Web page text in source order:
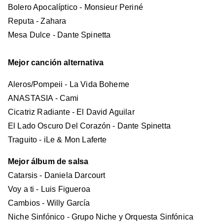
Bolero Apocalíptico - Monsieur Periné
Reputa - Zahara
Mesa Dulce - Dante Spinetta
Mejor canción alternativa
Aleros/Pompeii - La Vida Boheme
ANASTASIA - Cami
Cicatriz Radiante - El David Aguilar
El Lado Oscuro Del Corazón - Dante Spinetta
Traguito - iLe & Mon Laferte
Mejor álbum de salsa
Catarsis - Daniela Darcourt
Voy a ti - Luis Figueroa
Cambios - Willy García
Niche Sinfónico - Grupo Niche y Orquesta Sinfónica